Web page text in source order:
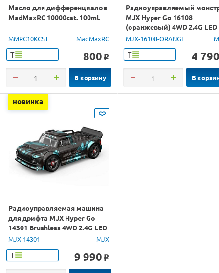
Масло для дифференциалов
MadMaxRC 10000cst. 100ml.
MMRC10KCST MadMaxRC
Т 800 o
В корзину
Радиоуправляемый
MJX Hyper Go 16108
(оранжевый) 4WD 2.4G LED
1/16 RTR
MJX-16108-ORANGE
Т 4 790
В
новинка
Радиоуправляемая машина
для дрифта MJX Hyper Go
14301 Brushless 4WD 2.4G LED
1/14 RTR
MJX-14301 MJX
Т 9 990 o